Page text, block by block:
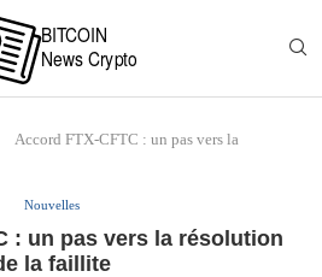
Accord FTX-CFTC : un pas vers la
Nouvelles
: un pas vers la résolution
la faillite